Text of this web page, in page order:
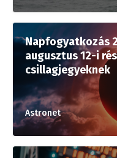
Napfogyatkozás
augusztus 12-i
csillagjegyeknek
Astronet